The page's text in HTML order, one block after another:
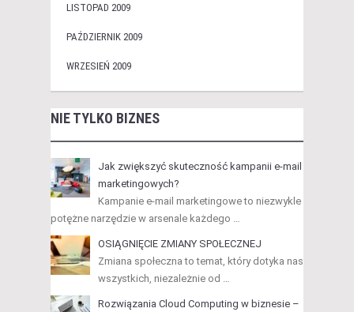
LISTOPAD 2009
PAŹDZIERNIK 2009
WRZESIEŃ 2009
NIE TYLKO BIZNES
Jak zwiększyć skuteczność kampanii e-mail
marketingowych?
Kampanie e-mail marketingowe to niezwykle
potężne narzędzie w arsenale każdego …
OSIĄGNIĘCIE ZMIANY SPOŁECZNEJ
Zmiana społeczna to temat, który dotyka nas
wszystkich, niezależnie od …
Rozwiązania Cloud Computing w biznesie –